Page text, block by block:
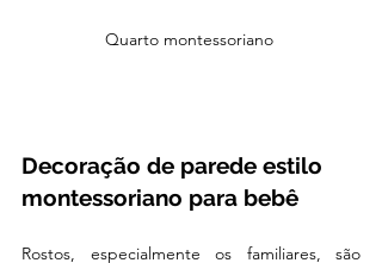
Quarto montessoriano
Decoração de parede estilo
montessoriano para bebê
Rostos, especialmente os familiares, são